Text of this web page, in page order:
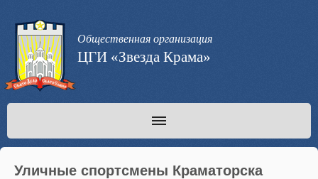
Общественная организация
ЦГИ «Звезда Крама»
Уличные спортсмены Краматорска